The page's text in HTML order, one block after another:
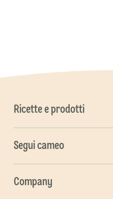
Ricette e prodotti
Segui cameo
Company